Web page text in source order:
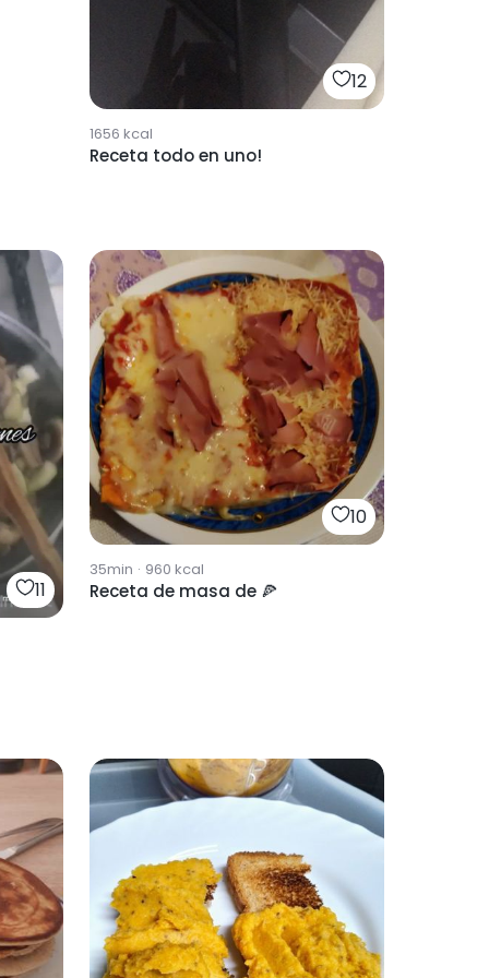
12
1656 kcal
Receta todo en uno!
11
10
35min · 960 kcal
Receta de masa de 🍕